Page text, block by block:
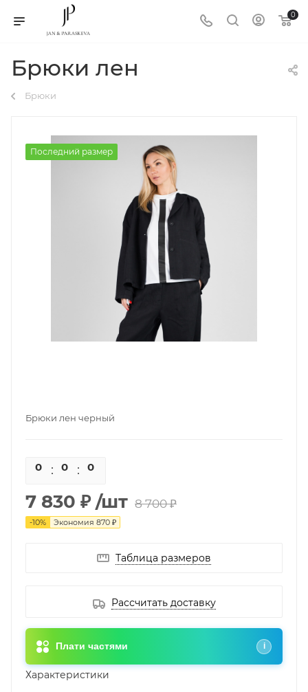
0
Брюки лен
Брюки
Последний размер
Брюки лен черный
0 0 0
7 830 ₽ /шт 8 700 ₽
-10% Экономия 870 ₽
Таблица размеров
Рассчитать доставку
Плати частями i
Характеристики